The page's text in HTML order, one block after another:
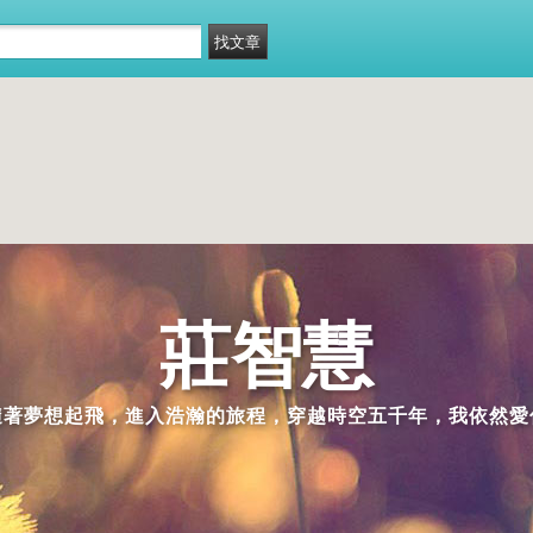
莊智慧
著夢想起飛，進入浩瀚的旅程，穿越時空五千年，我依然愛